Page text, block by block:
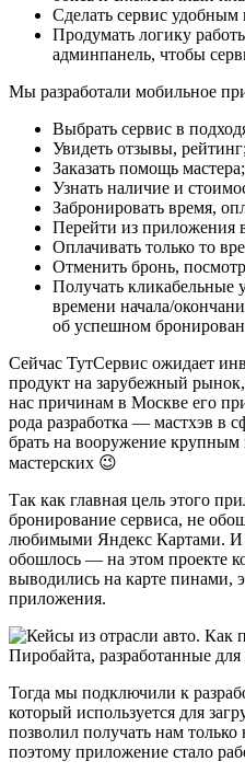
Сделать сервис
Продумать логику
админпанель, чтобы
Мы разработали мобильное
Выбрать сервис в
Увидеть отзывы, рейтинг;
Заказать помощь мастера;
Узнать наличие и
Забронировать время,
Перейти из приложения
Оплачивать только то
Отменить бронь,
Получать кликабельные
времени начала/
об успешном
Сейчас ТутСервис ожидает
продукт на зарубежный
нас причинам в Москве его
рода разработка — мастхэв в
брать на вооружение
мастерских 😉
Так как главная цель этого
бронирование сервиса, не
любимыми Яндекс Картами. И
обошлось — на этом проекте
выводились на карте пинами,
приложения.
Тогда мы подключили к
который используется для
позволил получать нам
поэтому приложение стало